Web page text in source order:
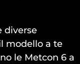
diverse
modello a te
le Metcon 6 a